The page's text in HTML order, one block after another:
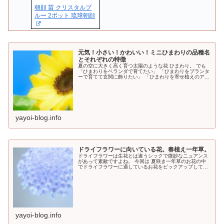
朝顔 苗 クリスタルブ
ルー 2ポット 琉球朝顔
元気！小さい！かわいい！ミニひまわりの品種名
とそれぞれの特徴
夏の空に大きく高く育つ太陽のような花 ひまわり。 でも
「ひまわりをベランダで育てたい」 「ひまわりをプランタ
ーで育てて玄関に飾りたい」 「ひまわりを寄せ植えのアク
yayoi-blog.info
ドライフラワーに向いている花。春植え一年草。
ドライフラワーは生花とは違うシックで微妙なニュアンス
があって素敵ですよね。 今回は 夏咲き一年草のお花の中
でドライフラワーに適しているお花をピックアップして紹
yayoi-blog.info